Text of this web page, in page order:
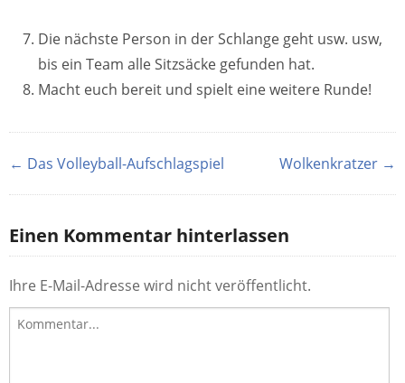
Die nächste Person in der Schlange geht usw. usw,
bis ein Team alle Sitzsäcke gefunden hat.
Macht euch bereit und spielt eine weitere Runde!
← Das Volleyball-Aufschlagspiel Wolkenkratzer →
Einen Kommentar hinterlassen
Ihre E-Mail-Adresse wird nicht veröffentlicht.